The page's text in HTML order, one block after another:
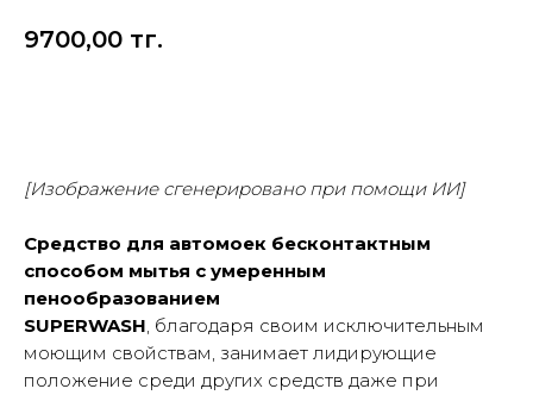
9700,00 тг.
[Изображение сгенерировано при помощи ИИ]
Средство для автомоек бесконтактным
способом мытья с умеренным
пенообразованием
SUPERWASH, благодаря своим исключительным
моющим свойствам, занимает лидирующие
положение среди других средств даже при